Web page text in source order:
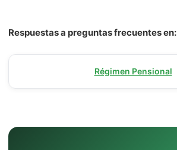
Respuestas a preguntas frecuentes en:
Régimen Pensional